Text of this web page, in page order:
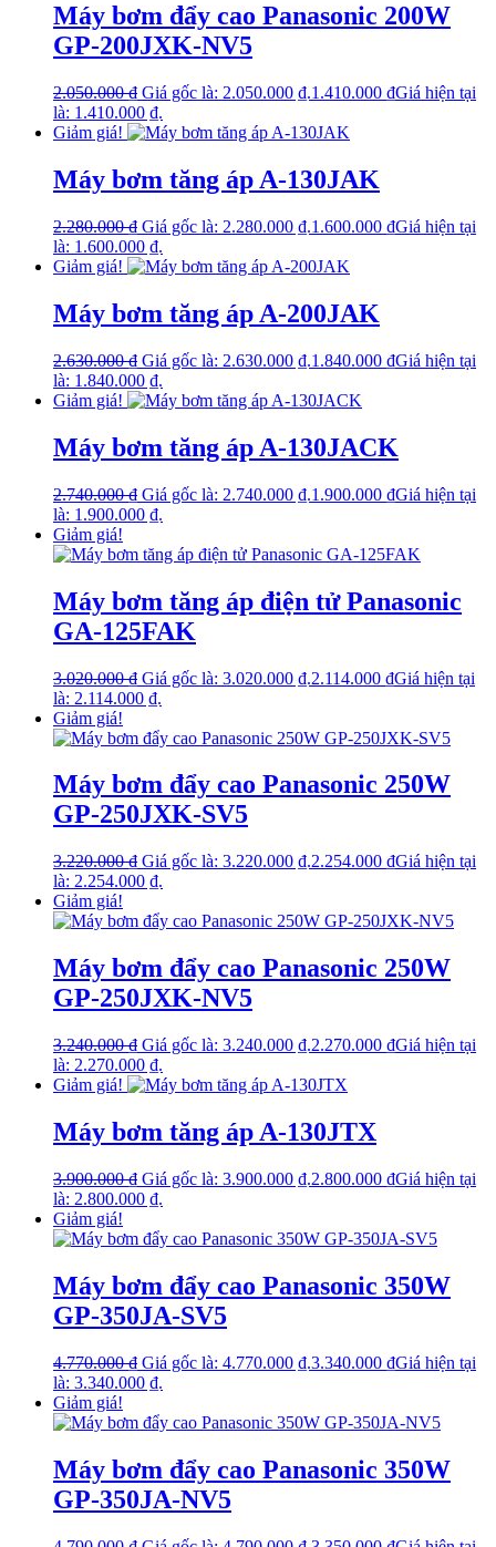
Máy bơm đẩy cao Panasonic 200W
GP-200JXK-NV5
2.050.000₫ Giá gốc là: 2.050.000 ₫.1.410.000 ₫Giá hiện tại
là: 1.410.000 ₫.
Giảm giá!
Máy bơm tăng áp A-130JAK
2.280.000₫ Giá gốc là: 2.280.000 ₫.1.600.000 ₫Giá hiện tại
là: 1.600.000 ₫.
Giảm giá!
Máy bơm tăng áp A-200JAK
2.630.000₫ Giá gốc là: 2.630.000 ₫.1.840.000 ₫Giá hiện tại
là: 1.840.000 ₫.
Giảm giá!
Máy bơm tăng áp A-130JACK
2.740.000₫ Giá gốc là: 2.740.000 ₫.1.900.000 ₫Giá hiện tại
là: 1.900.000 ₫.
Giảm giá!
Máy bơm tăng áp điện tử Panasonic
GA-125FAK
3.020.000₫ Giá gốc là: 3.020.000 ₫.2.114.000 ₫Giá hiện tại
là: 2.114.000 ₫.
Giảm giá!
Máy bơm đẩy cao Panasonic 250W
GP-250JXK-SV5
3.220.000₫ Giá gốc là: 3.220.000 ₫.2.254.000 ₫Giá hiện tại
là: 2.254.000 ₫.
Giảm giá!
Máy bơm đẩy cao Panasonic 250W
GP-250JXK-NV5
3.240.000₫ Giá gốc là: 3.240.000 ₫.2.270.000 ₫Giá hiện tại
là: 2.270.000 ₫.
Giảm giá!
Máy bơm tăng áp A-130JTX
3.900.000₫ Giá gốc là: 3.900.000 ₫.2.800.000 ₫Giá hiện tại
là: 2.800.000 ₫.
Giảm giá!
Máy bơm đẩy cao Panasonic 350W
GP-350JA-SV5
4.770.000₫ Giá gốc là: 4.770.000 ₫.3.340.000 ₫Giá hiện tại
là: 3.340.000 ₫.
Giảm giá!
Máy bơm đẩy cao Panasonic 350W
GP-350JA-NV5